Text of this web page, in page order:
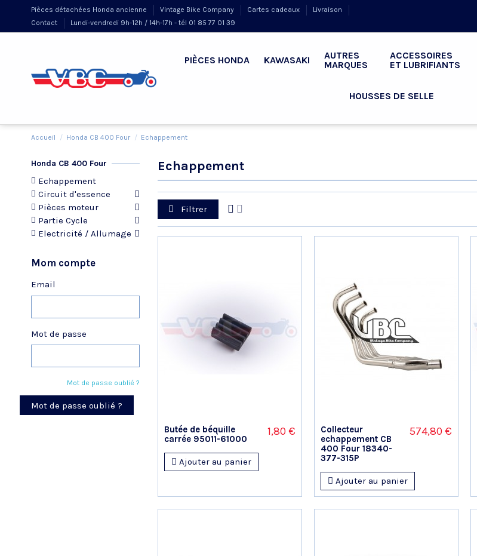
Pièces détachées Honda ancienne Vintage Bike Company Cartes cadeaux
Livraison
Contact
Lundi-vendredi 9h-12h / 14h-17h - tél 01 85 77 01 39
PIÈCES HONDA KAWASAKI
AUTRES
MARQUES
ACCESSOIRES
ET LUBRIFIANTS
HOUSSES DE SELLE
Accueil Honda CB 400 Four Echappement
Echappement
Filtrer
Butée de béquille
carrée 95011-61000
1,80 €
Ajouter au panier
Collecteur
echappement CB
400 Four 18340-
377-315P
574,80 €
Ajouter au panier
Honda CB 400 Four
Echappement
Circuit d'essence
Pièces moteur
Partie Cycle
Electricité / Allumage
Mom compte
Email
Mot de passe
Mot de passe oublié ?
Mot de passe oublié ?